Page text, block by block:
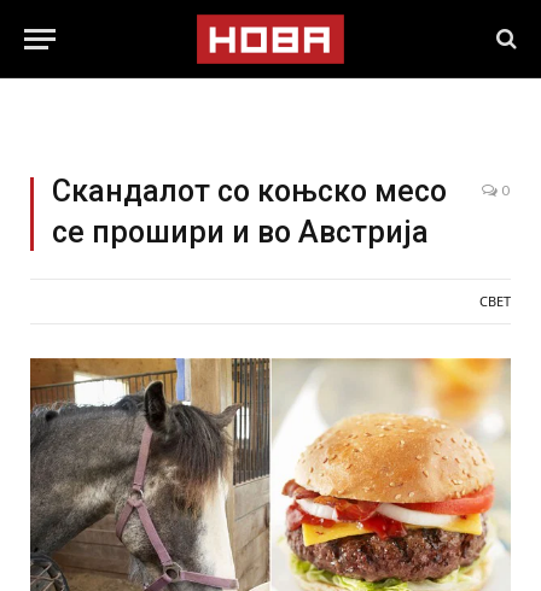
Скандалот со коњско месо
се прошири и во Австрија
0
СВЕТ